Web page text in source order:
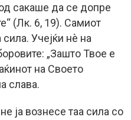
сакаше да се допре
(Лк. 6, 19). Самиот
Учејќи нѐ на
„Зашто Твое е
на Своето
слава.
ја вознесе таа сила со